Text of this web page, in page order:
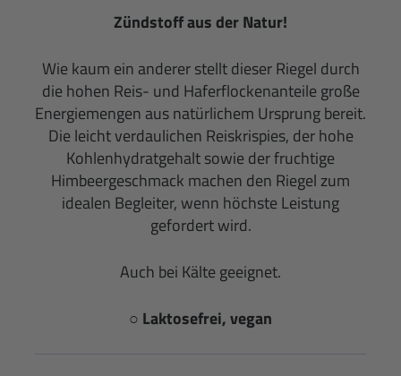
Zündstoff aus der Natur!
Wie kaum ein anderer stellt dieser Riegel durch
die hohen Reis- und Haferflockenanteile große
Energiemengen aus natürlichem Ursprung bereit.
Die leicht verdaulichen Reiskrispies, der hohe
Kohlenhydratgehalt sowie der fruchtige
Himbeergeschmack machen den Riegel zum
idealen Begleiter, wenn höchste Leistung
gefordert wird.
Auch bei Kälte geeignet.
○ Laktosefrei, vegan